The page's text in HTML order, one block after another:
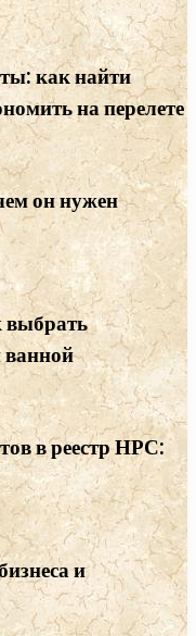
как найти
на перелете
он нужен
выбрать
ванной
в реестр НРС:
и